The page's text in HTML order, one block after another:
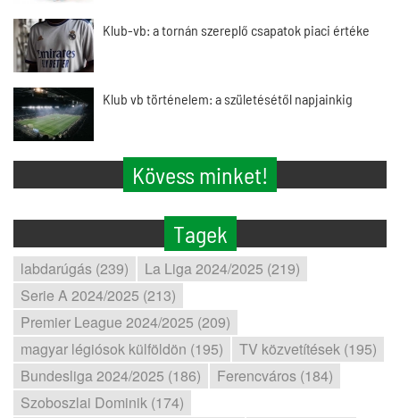
Klub-vb: a tornán szereplő csapatok piaci értéke
Klub vb történelem: a születésétől napjainkig
Kövess minket!
Tagek
labdarúgás (239)
La Liga 2024/2025 (219)
Serie A 2024/2025 (213)
Premier League 2024/2025 (209)
magyar légiósok külföldön (195)
TV közvetítések (195)
Bundesliga 2024/2025 (186)
Ferencváros (184)
Szoboszlai Dominik (174)